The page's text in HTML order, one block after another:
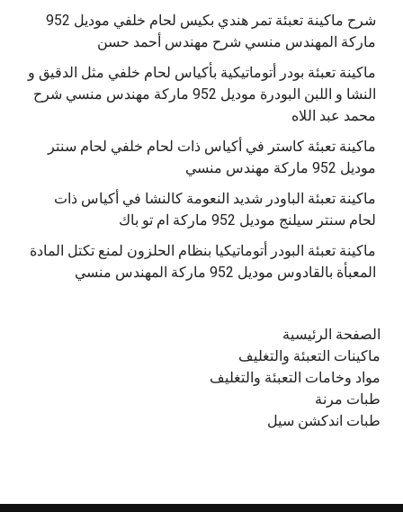
‫شرح ماكينة تعبئة تمر هندي بكيس لحام خلفي موديل 952
ماكينة تعبئة بودر أتوماتيكية بأكياس لحام خلفي مثل الدقيق و
النشا و اللبن البودرة موديل 952 ماركة مهندس منسي شرح
محمد عبد اللاه
‫ماكينة تعبئة كاستر في أكياس ذات لحام خلفي لحام سنتر
موديل 952 ماركة مهندس منسي
‫ماكينة تعبئة الباودر شديد النعومة كالنشا في أكياس ذات
‫ماكينة تعبئة البودر أتوماتيكيا بنظام الحلزون لمنع تكتل المادة
الصفحة الرئيسية
ماكينات التعبئة والتغليف
مواد وخامات التعبئة والتغليف
طبات مرنة
طبات اندكشن سيل